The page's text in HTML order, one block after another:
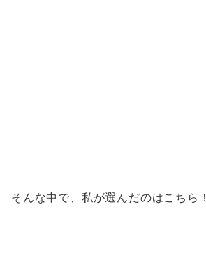
そんな中で、私が選んだのはこちら！